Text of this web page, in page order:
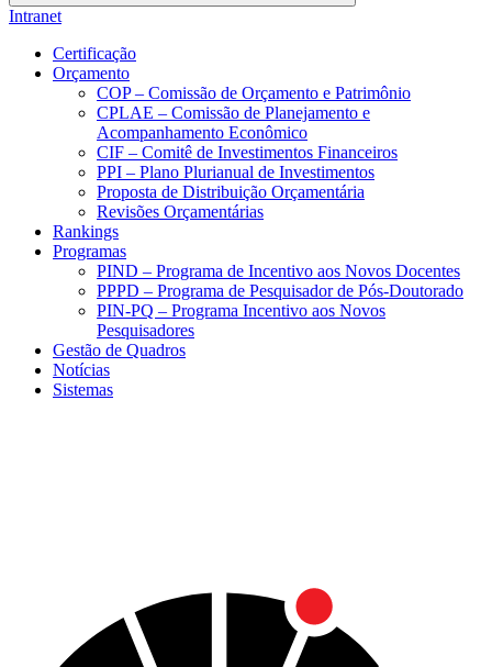
Buscar
Intranet
Certificação
Orçamento
COP – Comissão de Orçamento e Patrimônio
CPLAE – Comissão de Planejamento e
Acompanhamento Econômico
CIF – Comitê de Investimentos Financeiros
PPI – Plano Plurianual de Investimentos
Proposta de Distribuição Orçamentária
Revisões Orçamentárias
Rankings
Programas
PIND – Programa de Incentivo aos Novos Docentes
PPPD – Programa de Pesquisador de Pós-Doutorado
PIN-PQ – Programa Incentivo aos Novos
Pesquisadores
Gestão de Quadros
Notícias
Sistemas